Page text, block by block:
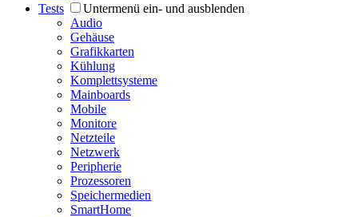
Tests
Untermenü ein- und ausblenden
Audio
Gehäuse
Grafikkarten
Kühlung
Komplettsysteme
Mainboards
Mobile
Monitore
Netzteile
Netzwerk
Peripherie
Prozessoren
Speichermedien
SmartHome